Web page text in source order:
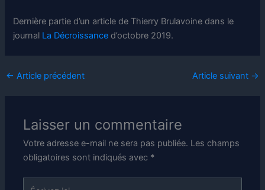
Dernière partie d’un article de Thierry Brulavoine dans le
journal La Décroissance d’octobre 2019.
← Article précédent Article suivant →
Laisser un commentaire
Votre adresse e-mail ne sera pas publiée. Les champs
obligatoires sont indiqués avec *
Écrivez